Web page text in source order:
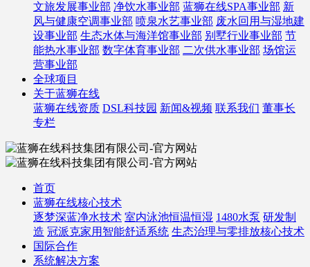
文旅发展事业部 净饮水事业部 蓝狮在线SPA事业部 新
风与健康空调事业部 喷泉水艺事业部 废水回用与湿地建
设事业部 生态水体与海洋馆事业部 别墅行业事业部 节
能热水事业部 数字体育事业部 二次供水事业部 场馆运
营事业部
全球项目
关于蓝狮在线
蓝狮在线资质 DSL科技园 新闻&视频 联系我们 董事长
专栏
首页
蓝狮在线核心技术
逐梦深蓝净水技术 室内泳池恒温恒湿 1480水泵 研发制
造 冠派克家用智能舒适系统 生态治理与零排放核心技术
国际合作
系统解决方案